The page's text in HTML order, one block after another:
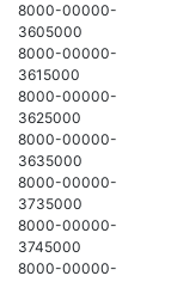
8000-00000-
3605000
8000-00000-
3615000
8000-00000-
3625000
8000-00000-
3635000
8000-00000-
3735000
8000-00000-
3745000
8000-00000-